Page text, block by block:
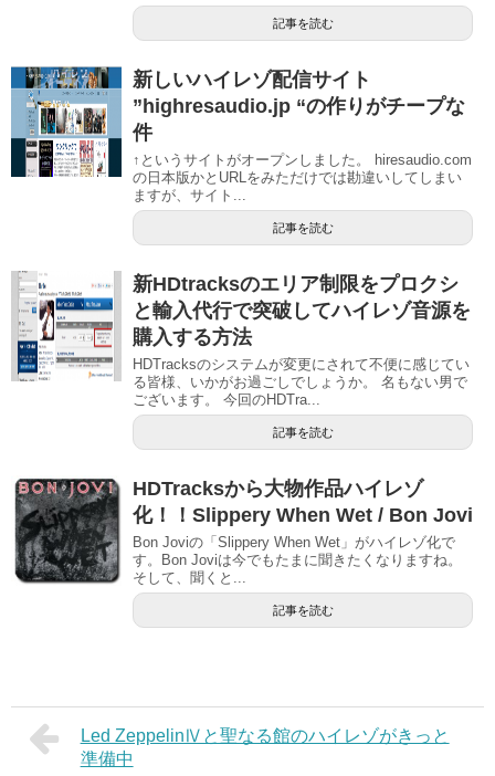
記事を読む
新しいハイレゾ配信サイト
”highresaudio.jp “の作りがチープな
件
↑というサイトがオープンしました。 hiresaudio.com
の日本版かとURLをみただけでは勘違いしてしまい
ますが、サイト...
記事を読む
新HDtracksのエリア制限をプロクシ
と輸入代行で突破してハイレゾ音源を
購入する方法
HDTracksのシステムが変更にされて不便に感じてい
る皆様、いかがお過ごしでしょうか。 名もない男で
ございます。 今回のHDTra...
記事を読む
HDTracksから大物作品ハイレゾ
化！！Slippery When Wet / Bon Jovi
Bon Joviの「Slippery When Wet」がハイレゾ化で
す。Bon Joviは今でもたまに聞きたくなりますね。
そして、聞くと...
記事を読む
Led ZeppelinⅣと聖なる館のハイレゾがきっと
準備中